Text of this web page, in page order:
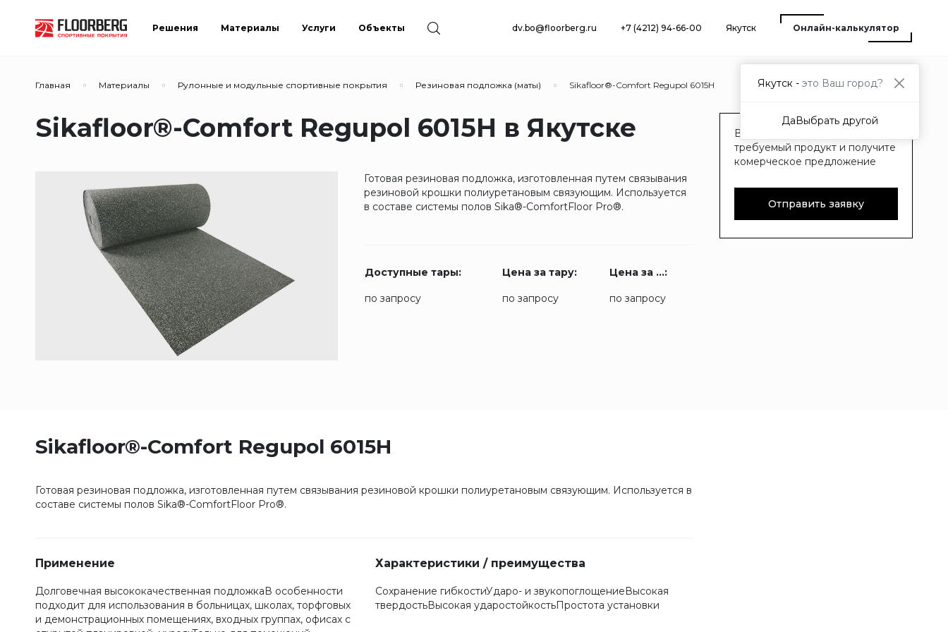
Решения Материалы Услуги Объекты dv.bo@floorberg.ru +7 (4212) 94-66-00 Якутск Онлайн-калькулятор
Главная Материалы Рулонные и модульные спортивные покрытия Резиновая подложка (маты) Sikafloor®-Comfort Regupol 6015H
Sikafloor®-Comfort Regupol 6015H в Якутске
Готовая резиновая подложка, изготовленная путем связывания
резиновой крошки полиуретановым связующим. Используется
в составе системы полов Sika®-ComfortFloor Pro®.
Доступные тары: Цена за тару: Цена за ...:
по запросу по запросу по запросу
Вы можете оставить заявку на
требуемый продукт и получите
комерческое предложение
Отправить заявку
Sikafloor®-Comfort Regupol 6015H
Готовая резиновая подложка, изготовленная путем связывания резиновой крошки полиуретановым связующим. Используется в
составе системы полов Sika®-ComfortFloor Pro®.
Применение
Долговечная высококачественная подложкаВ особенности
подходит для использования в больницах, школах, торфговых
и демонстрационных помещениях, входных группах, офисах с
Характеристики / преимущества
Сохранение гибкостиУдаро- и звукопоглощениеВысокая
твердостьВысокая ударостойкостьПростота установки
Якутск - это Ваш город?
ДаВыбрать другой